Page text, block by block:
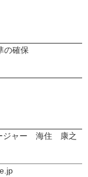
の確保
ジャー 海住 康之